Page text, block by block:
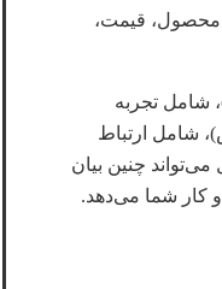
قیمت،
شامل تجربه
شامل ارتباط
چنین بیان
و کار شما می‌دهد.